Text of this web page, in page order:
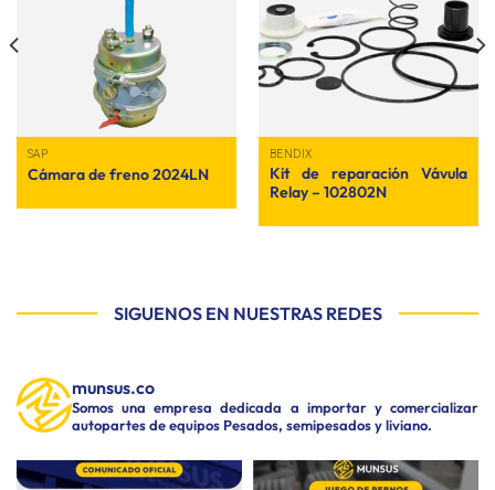
SAP
Cámara de freno 2024LN
Añadir
a la
lista de
deseos
BENDIX
Kit de reparación Vávula
Relay – 102802N
SIGUENOS EN NUESTRAS REDES
munsus.co
Somos una empresa dedicada a importar y comercializar
autopartes de equipos Pesados, semipesados y liviano.